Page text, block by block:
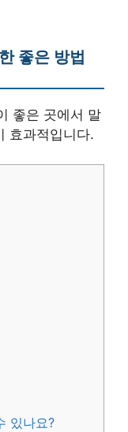
좋은 방법
좋은 곳에서 말
효과적입니다.
있나요?